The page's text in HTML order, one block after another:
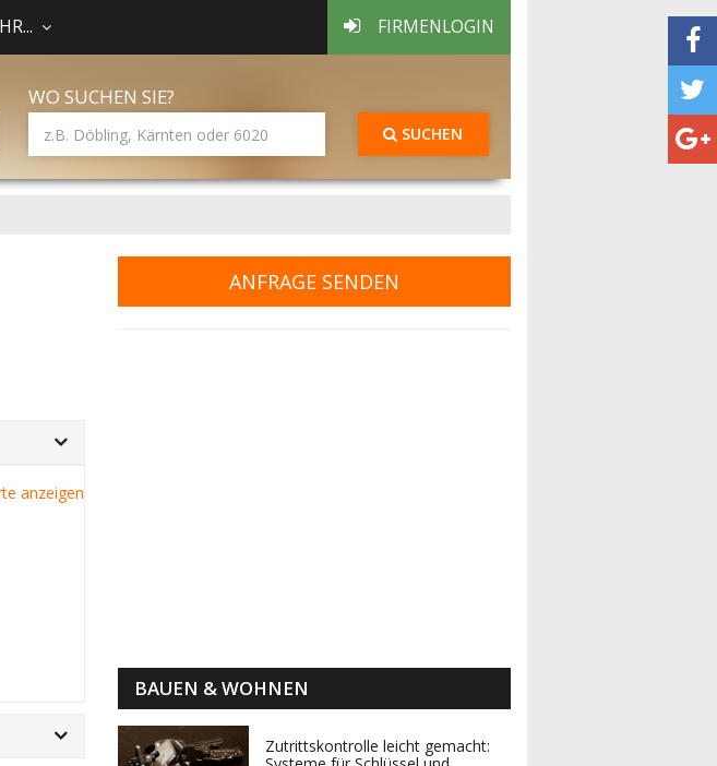
FIRMENLOGIN
WO SUCHEN SIE?
SUCHEN
anzeigen
ANFRAGE SENDEN
BAUEN & WOHNEN
Zutrittskontrolle leicht gemacht: